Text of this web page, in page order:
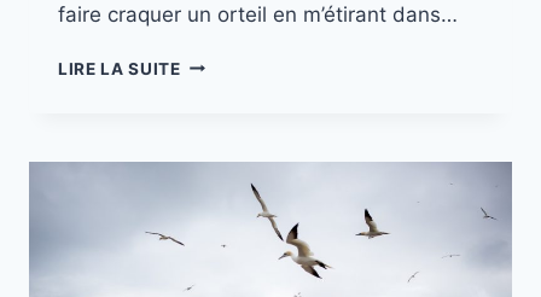
faire craquer un orteil en m’étirant dans…
LIRE LA SUITEMISSION
15
BONAVENTURE